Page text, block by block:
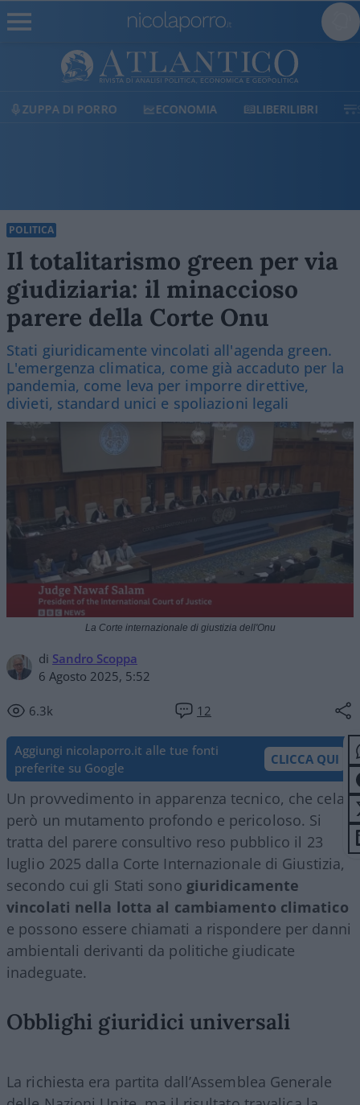
ECONOMIA LIBERILIBRI SHOP SOSTIENICI
POLITICA
Il totalitarismo green per via
giudiziaria: il minaccioso
parere della Corte Onu
Stati giuridicamente vincolati all'agenda green.
L'emergenza climatica, come già accaduto per la
pandemia, come leva per imporre direttive,
divieti, standard unici e spoliazioni legali
di Sandro Scoppa
6 Agosto 2025, 5:52
6.3k 12
La Corte internazionale di giustizia dell'Onu
Aggiungi nicolaporro.it alle tue fonti
preferite su Google
CLICCA QUI
Un provvedimento in apparenza tecnico, che cela
però un mutamento profondo e pericoloso. Si
tratta del parere consultivo reso pubblico il 23
luglio 2025 dalla Corte Internazionale di Giustizia,
secondo cui gli Stati sono giuridicamente
vincolati nella lotta al cambiamento climatico
e possono essere chiamati a rispondere per danni
ambientali derivanti da politiche giudicate
inadeguate.
Obblighi giuridici universali
La richiesta era partita dall’Assemblea Generale